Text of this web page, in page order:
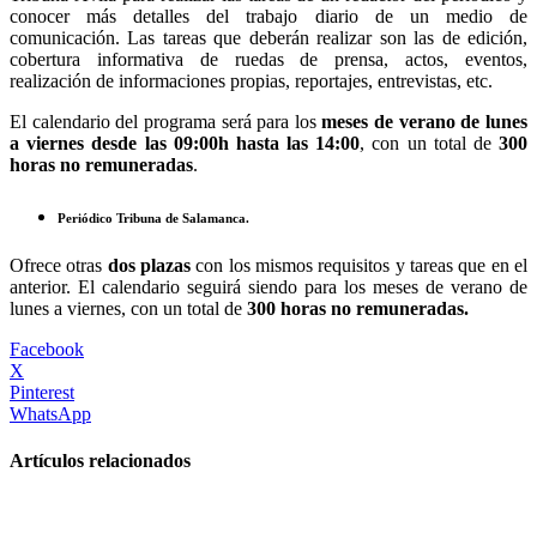
conocer más detalles del trabajo diario de un medio de
comunicación. Las tareas que deberán realizar son las de edición,
cobertura informativa de ruedas de prensa, actos, eventos,
realización de informaciones propias, reportajes, entrevistas, etc.
El calendario del programa será para losmeses de verano de lunes
a viernes desde las 09:00h hasta las 14:00, con un total de300
horas no remuneradas.
Periódico Tribuna de Salamanca.
Ofrece otras dos plazas con los mismos requisitos y tareas que en el
anterior. El calendario seguirá siendo para los meses de verano de
lunes a viernes, con un total de 300 horas no remuneradas.
Facebook
X
Pinterest
WhatsApp
Artículos relacionados